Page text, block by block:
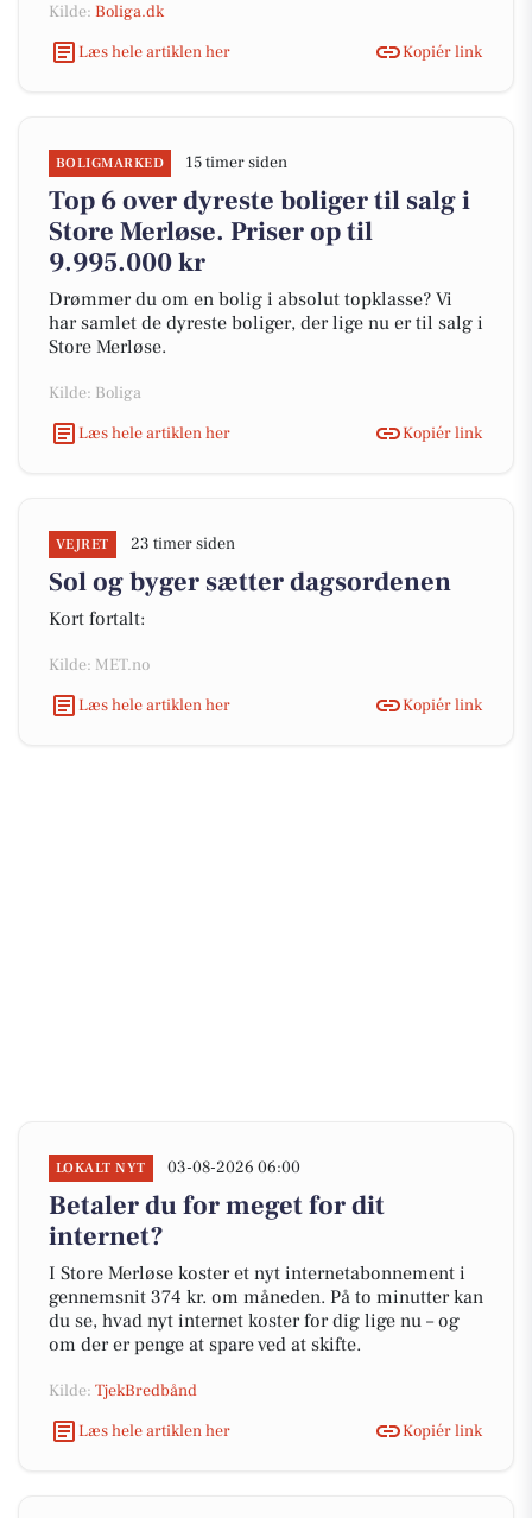
Kilde: Boliga.dk
Læs hele artiklen her
Kopiér link
BOLIGMARKED 15 timer siden
Top 6 over dyreste boliger til salg i
Store Merløse. Priser op til
9.995.000 kr
Drømmer du om en bolig i absolut topklasse? Vi
har samlet de dyreste boliger, der lige nu er til salg i
Store Merløse.
Kilde: Boliga
Læs hele artiklen her
Kopiér link
VEJRET 23 timer siden
Sol og byger sætter dagsordenen
Kort fortalt:
Kilde: MET.no
Læs hele artiklen her
Kopiér link
LOKALT NYT 03-08-2026 06:00
Betaler du for meget for dit
internet?
I Store Merløse koster et nyt internetabonnement i
gennemsnit 374 kr. om måneden. På to minutter kan
du se, hvad nyt internet koster for dig lige nu – og
om der er penge at spare ved at skifte.
Kilde: TjekBredbånd
Læs hele artiklen her
Kopiér link